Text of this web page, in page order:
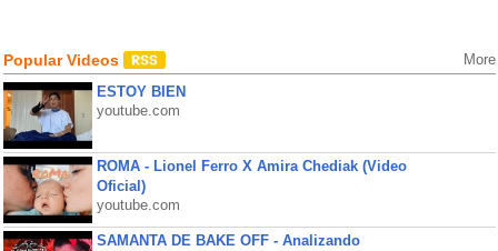
Popular Videos More
ESTOY BIEN
youtube.com
ROMA - Lionel Ferro X Amira Chediak (Video
Oficial)
youtube.com
SAMANTA DE BAKE OFF - Analizando